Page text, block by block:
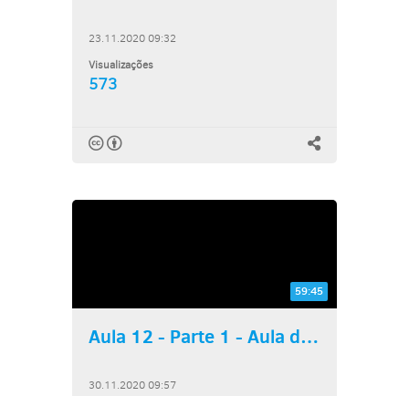
23.11.2020 09:32
Visualizações
573
59:45
Aula 12 - Parte 1 - Aula de...
30.11.2020 09:57